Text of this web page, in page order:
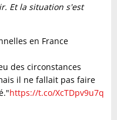
Et la situation s'est
en France
des circonstances
il ne fallait pas faire
https://t.co/XcTDpv9u7q